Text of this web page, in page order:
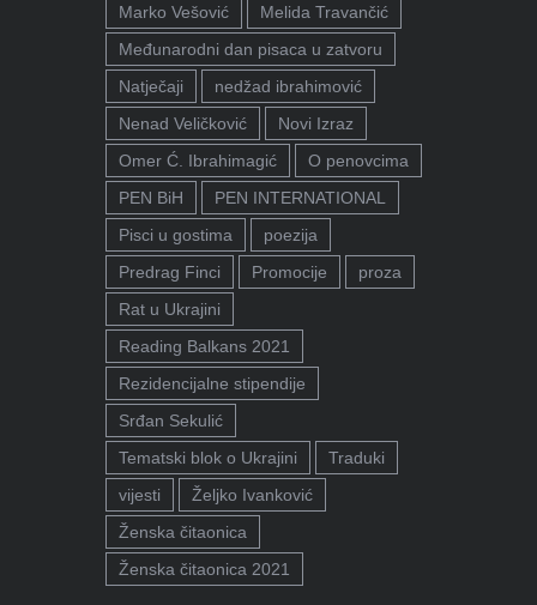
Marko Vešović
Melida Travančić
Međunarodni dan pisaca u zatvoru
Natječaji
nedžad ibrahimović
Nenad Veličković
Novi Izraz
Omer Ć. Ibrahimagić
O penovcima
PEN BiH
PEN INTERNATIONAL
Pisci u gostima
poezija
Predrag Finci
Promocije
proza
Rat u Ukrajini
Reading Balkans 2021
Rezidencijalne stipendije
Srđan Sekulić
Tematski blok o Ukrajini
Traduki
vijesti
Željko Ivanković
Ženska čitaonica
Ženska čitaonica 2021